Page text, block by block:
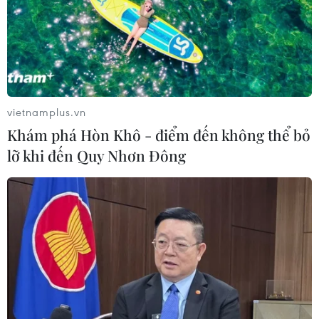
TIN CÙNG CHUYÊN MỤC
Cảnh báo lũ trên lưu vực sông Thao
tại trạm Yên Bái
07/08/2026 11:51
Gỡ khó khăn triển khai dự án trọng
điểm quốc gia hồ Ka Pét
vietnamplus.vn
Khám phá Hòn Khô - điểm đến không thể bỏ
lỡ khi đến Quy Nhơn Đông